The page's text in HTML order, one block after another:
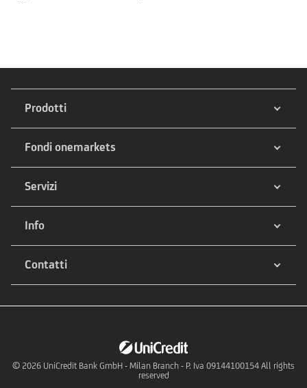
Prodotti
Fondi onemarkets
Servizi
Info
Contatti
© 2026 UniCredit Bank GmbH - Milan Branch - P. Iva 09144100154 All rights
reserved